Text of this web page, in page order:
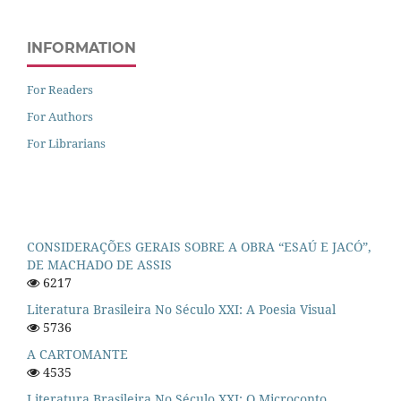
INFORMATION
For Readers
For Authors
For Librarians
CONSIDERAÇÕES GERAIS SOBRE A OBRA “ESAÚ E JACÓ”,
DE MACHADO DE ASSIS
6217
Literatura Brasileira No Século XXI: A Poesia Visual
5736
A CARTOMANTE
4535